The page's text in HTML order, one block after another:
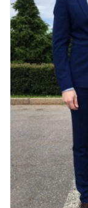
ю ул. Белы
ю ул.
ю ул.
ю пр.